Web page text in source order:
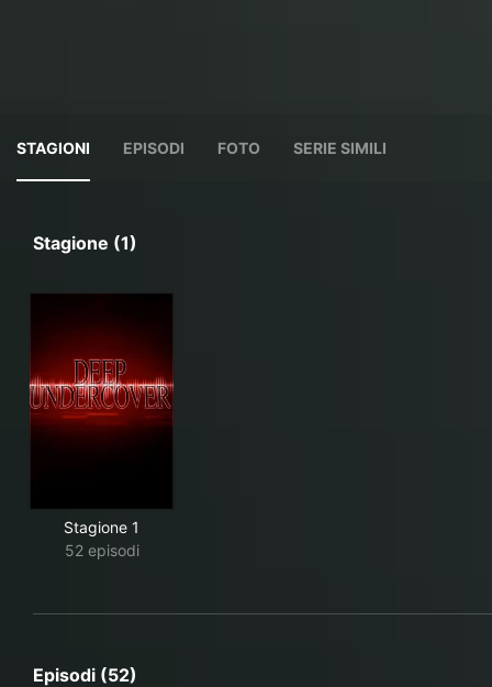
STAGIONI EPISODI FOTO SERIE SIMILI
Stagione (1)
Stagione 1
52 episodi
Episodi (52)